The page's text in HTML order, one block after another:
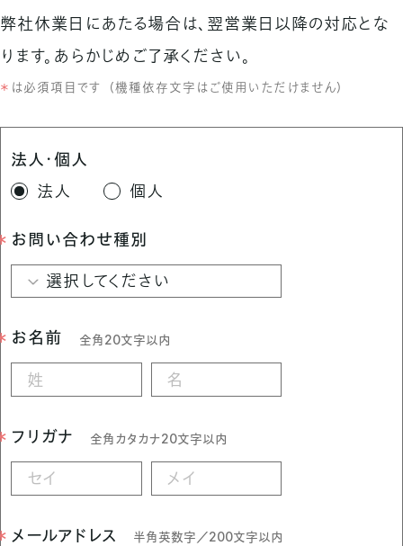
弊社休業日にあたる場合は、翌営業日以降の対応とな
ります。あらかじめご了承ください。
＊ は必須項目です （機種依存文字はご使用いただけません）
法人・個人
法人
個人
お問い合わせ種別
選択してください
お名前 全角20文字以内
フリガナ 全角カタカナ20文字以内
メールアドレス 半角英数字／200文字以内